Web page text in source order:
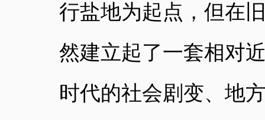
行盐地为起点，但在
然建立起了一套相对
时代的社会剧变、地